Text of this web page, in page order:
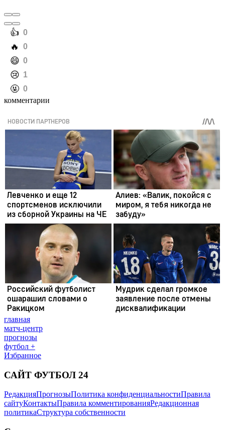
️👍 0
️🔥 0
️😄 0
️😢 1
️🤬 0
комментарии
главная
матч-центр
прогнозы
футбол +
Избранное
САЙТ ФУТБОЛ 24
РедакцияПрогнозыПолитика конфиденциальностиПравила
сайтуКонтактыПравила комментированияРедакционная
политикаСтруктура собственности